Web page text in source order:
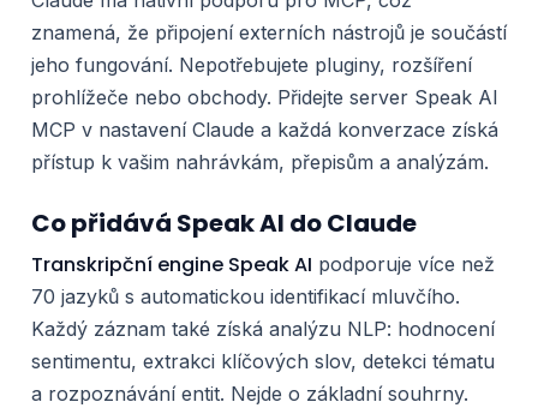
znamená, že připojení externích nástrojů je součástí
jeho fungování. Nepotřebujete pluginy, rozšíření
prohlížeče nebo obchody. Přidejte server Speak AI
MCP v nastavení Claude a každá konverzace získá
přístup k vašim nahrávkám, přepisům a analýzám.
Co přidává Speak AI do Claude
Transkripční engine Speak AI podporuje více než
70 jazyků s automatickou identifikací mluvčího.
Každý záznam také získá analýzu NLP: hodnocení
sentimentu, extrakci klíčových slov, detekci tématu
a rozpoznávání entit. Nejde o základní souhrny.